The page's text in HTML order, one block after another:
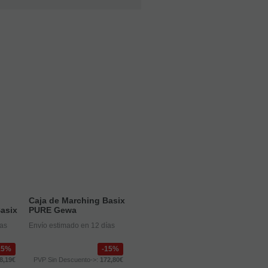
Caja de Marching Basix
PURE Gewa
Envío estimado en 12 días
15%
PVP Sin Descuento->: 172,80€